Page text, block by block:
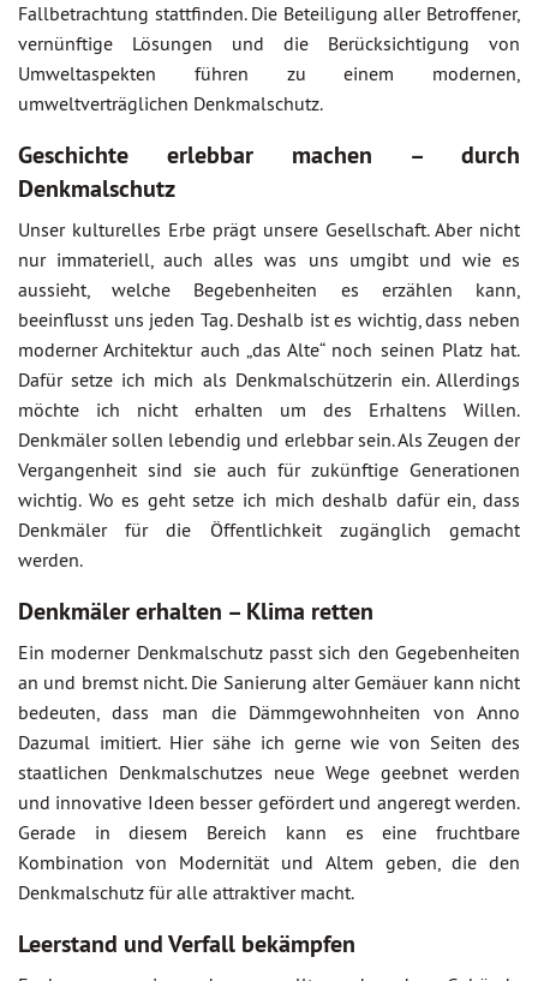
Fallbetrachtung stattfinden. Die Beteiligung aller Betroffener,
vernünftige Lösungen und die Berücksichtigung von
Umweltaspekten führen zu einem modernen,
umweltverträglichen Denkmalschutz.
Geschichte erlebbar machen – durch
Denkmalschutz
Unser kulturelles Erbe prägt unsere Gesellschaft. Aber nicht
nur immateriell, auch alles was uns umgibt und wie es
aussieht, welche Begebenheiten es erzählen kann,
beeinflusst uns jeden Tag. Deshalb ist es wichtig, dass neben
moderner Architektur auch „das Alte“ noch seinen Platz hat.
Dafür setze ich mich als Denkmalschützerin ein. Allerdings
möchte ich nicht erhalten um des Erhaltens Willen.
Denkmäler sollen lebendig und erlebbar sein. Als Zeugen der
Vergangenheit sind sie auch für zukünftige Generationen
wichtig. Wo es geht setze ich mich deshalb dafür ein, dass
Denkmäler für die Öffentlichkeit zugänglich gemacht
werden.
Denkmäler erhalten – Klima retten
Ein moderner Denkmalschutz passt sich den Gegebenheiten
an und bremst nicht. Die Sanierung alter Gemäuer kann nicht
bedeuten, dass man die Dämmgewohnheiten von Anno
Dazumal imitiert. Hier sähe ich gerne wie von Seiten des
staatlichen Denkmalschutzes neue Wege geebnet werden
und innovative Ideen besser gefördert und angeregt werden.
Gerade in diesem Bereich kann es eine fruchtbare
Kombination von Modernität und Altem geben, die den
Denkmalschutz für alle attraktiver macht.
Leerstand und Verfall bekämpfen